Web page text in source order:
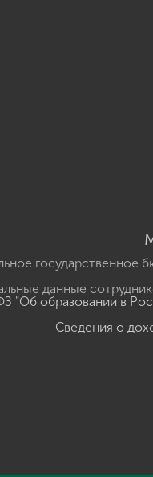
государственное
данные
"Об образовании в
Сведения о